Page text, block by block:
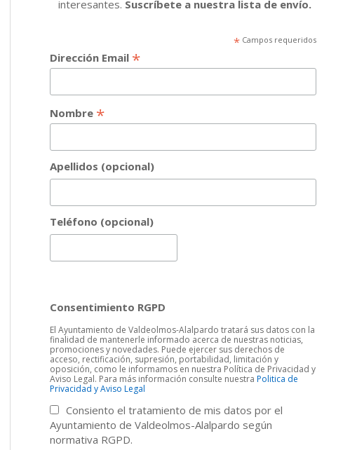
interesantes. Suscríbete a nuestra lista de envío.
* Campos requeridos
Dirección Email *
Nombre *
Apellidos (opcional)
Teléfono (opcional)
Consentimiento RGPD
El Ayuntamiento de Valdeolmos-Alalpardo tratará sus datos con la
finalidad de mantenerle informado acerca de nuestras noticias,
promociones y novedades. Puede ejercer sus derechos de
acceso, rectificación, supresión, portabilidad, limitación y
oposición, como le informamos en nuestra Política de Privacidad y
Aviso Legal. Para más información consulte nuestraPolitica de
Privacidad y Aviso Legal
Consiento el tratamiento de mis datos por el
Ayuntamiento de Valdeolmos-Alalpardo según
normativa RGPD.